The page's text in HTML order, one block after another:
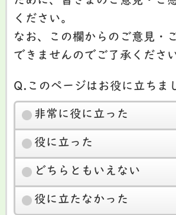
ください。
なお、この欄からのご意見・
できませんのでご了承ください
Q.このページはお役に立ちま
非常に役に立った
役に立った
どちらともいえない
役に立たなかった